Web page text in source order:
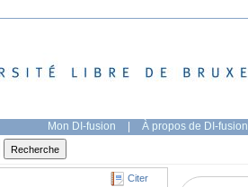
Mon DI-fusion | À propos de DI-fusion
Citer